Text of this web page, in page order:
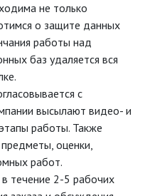
не только
о защите данных
работы над
баз удаляется вся
с
высылают видео- и
работы. Также
оценки,
работ.
течение 2-5 рабочих